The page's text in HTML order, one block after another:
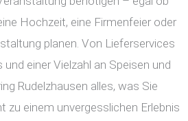
Hochzeit, eine Firmenfeier oder
planen. Von Lieferservices
einer Vielzahl an Speisen und
Rudelzhausen alles, was Sie
zu einem unvergesslichen Erlebnis